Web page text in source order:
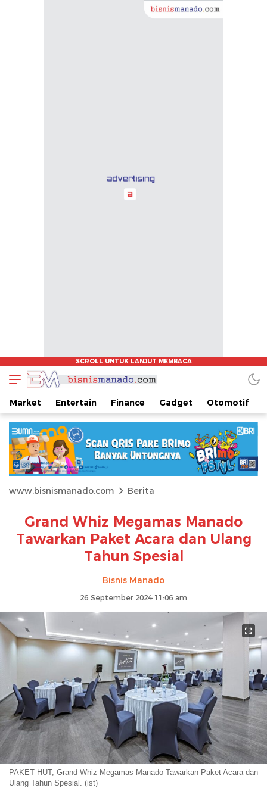
Market Entertain Finance Gadget Otomotif
www.bisnismanado.com Berita
Grand Whiz Megamas Manado
Tawarkan Paket Acara dan Ulang
Tahun Spesial
Bisnis Manado
26 September 2024 11:06 am
PAKET HUT, Grand Whiz Megamas Manado Tawarkan Paket Acara dan
Ulang Tahun Spesial. (ist)